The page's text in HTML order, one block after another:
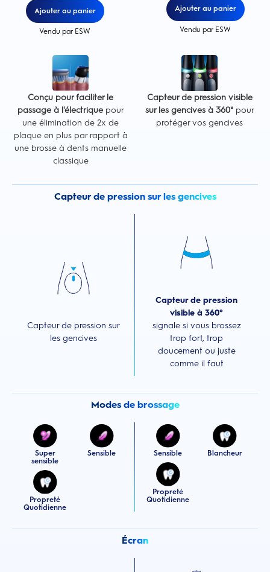
Ajouter au panier
Vendu par ESW
Ajouter au panier
Vendu par ESW
Conçu pour faciliter le
passage à l'électriquepour
une élimination de 2x de
plaque en plus par rapport à
une brosse à dents manuelle
classique
Capteur de pression visible
sur les gencives à 360°pour
protéger vos gencives
Capteur de pression sur les gencives
Capteur de pression sur
les gencives
Capteur de pression
visible à 360°
signale si vous brossez
trop fort, trop
doucement ou juste
comme il faut
Modes de brossage
Super
sensible
Sensible
Propreté
Quotidienne
Sensible Blancheur
Propreté
Quotidienne
Écran